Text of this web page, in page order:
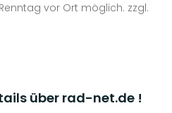
vor Ort möglich. zzgl.
über rad-net.de !